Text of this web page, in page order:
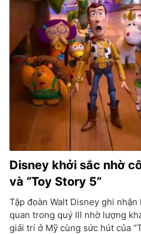
Disney khởi sắc nhờ
và “Toy Story 5”
Tập đoàn Walt Disney ghi
quan trong quý III nhờ lượng
giải trí ở Mỹ cùng sức hút của